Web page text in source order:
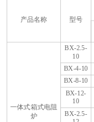
产品名称 型号
一体式箱式电阻
炉
BX-2.5-
10
BX-4-10
BX-8-10
BX-12-
10
BX-2.5-